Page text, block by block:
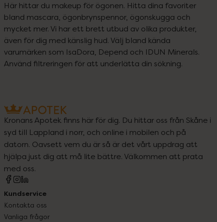
Här hittar du makeup för ögonen. Hitta dina favoriter
bland mascara, ögonbrynspennor, ögonskugga och
mycket mer. Vi har ett brett utbud av olika produkter,
även för dig med känslig hud. Välj bland kända
varumärken som IsaDora, Depend och IDUN Minerals.
Använd filtreringen för att underlätta din sökning.
Kronans Apotek finns här för dig. Du hittar oss från Skåne i
syd till Lappland i norr, och online i mobilen och på
datorn. Oavsett vem du är så är det vårt uppdrag att
hjälpa just dig att må lite bättre. Välkommen att prata
med oss.
Kundservice
Kontakta oss
Vanliga frågor